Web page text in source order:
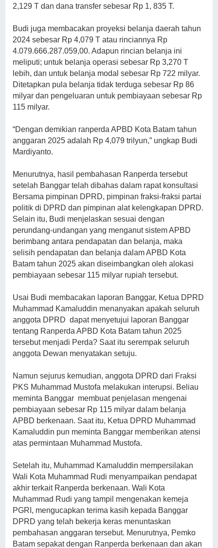
2,129 T dan dana transfer sebesar Rp 1, 835 T.
Budi juga membacakan proyeksi belanja daerah tahun
2024 sebesar Rp 4,079 T atau rinciannya Rp
4.079.666.287.059,00. Adapun rincian belanja ini
meliputi; untuk belanja operasi sebesar Rp 3,270 T
lebih, dan untuk belanja modal sebesar Rp 722 milyar.
Ditetapkan pula belanja tidak terduga sebesar Rp 86
milyar dan pengeluaran untuk pembiayaan sebesar Rp
115 milyar.
“Dengan demikian ranperda APBD Kota Batam tahun
anggaran 2025 adalah Rp 4,079 trilyun,” ungkap Budi
Mardiyanto.
Menurutnya, hasil pembahasan Ranperda tersebut
setelah Banggar telah dibahas dalam rapat konsultasi
Bersama pimpinan DPRD, pimpinan fraksi-fraksi partai
politik di DPRD dan pimpinan alat kelengkapan DPRD.
Selain itu, Budi menjelaskan sesuai dengan
perundang-undangan yang menganut sistem APBD
berimbang antara pendapatan dan belanja, maka
selisih pendapatan dan belanja dalam APBD Kota
Batam tahun 2025 akan diseimbangkan oleh alokasi
pembiayaan sebesar 115 milyar rupiah tersebut.
Usai Budi membacakan laporan Banggar, Ketua DPRD
Muhammad Kamaluddin menanyakan apakah seluruh
anggota DPRD dapat menyetujui laporan Banggar
tentang Ranperda APBD Kota Batam tahun 2025
tersebut menjadi Perda? Saat itu serempak seluruh
anggota Dewan menyatakan setuju.
Namun sejurus kemudian, anggota DPRD dari Fraksi
PKS Muhammad Mustofa melakukan interupsi. Beliau
meminta Banggar membuat penjelasan mengenai
pembiayaan sebesar Rp 115 milyar dalam belanja
APBD berkenaan. Saat itu, Ketua DPRD Muhammad
Kamaluddin pun meminta Banggar memberikan atensi
atas permintaan Muhammad Mustofa.
Setelah itu, Muhammad Kamaluddin mempersilakan
Wali Kota Muhammad Rudi menyampaikan pendapat
akhir terkait Ranperda berkenaan. Wali Kota
Muhammad Rudi yang tampil mengenakan kemeja
PGRI, mengucapkan terima kasih kepada Banggar
DPRD yang telah bekerja keras menuntaskan
pembahasan anggaran tersebut. Menurutnya, Pemko
Batam sepakat dengan Ranperda berkenaan dan akan